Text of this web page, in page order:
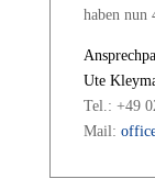
haben nun
Ute
Tel.: +49
Mail: